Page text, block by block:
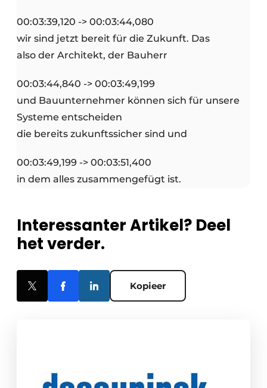
00:03:39,120 -> 00:03:44,080
wir sind jetzt bereit für die Zukunft. Das
also der Architekt, der Bauherr
00:03:44,840 -> 00:03:49,199
und Bauunternehmer können sich für unsere
Systeme entscheiden
die bereits zukunftssicher sind und
00:03:49,199 -> 00:03:51,400
in dem alles zusammengefügt ist.
Interessanter Artikel? Deel
het verder.
Kopieer